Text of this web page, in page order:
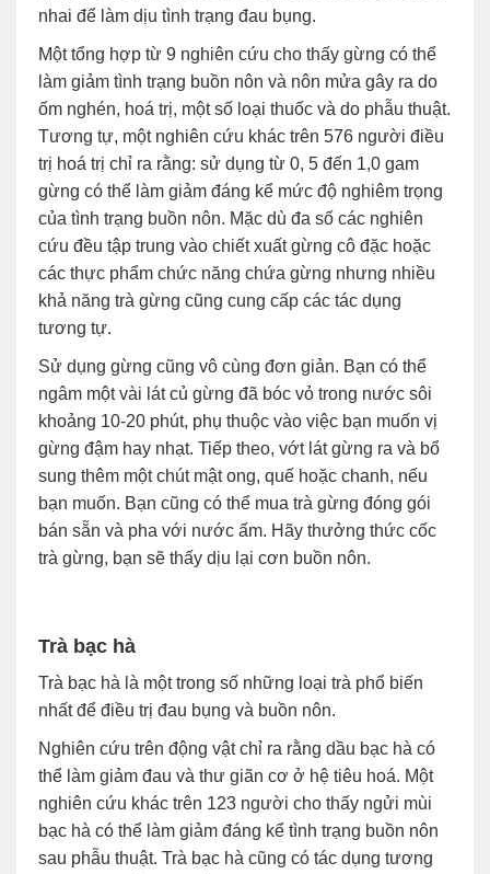
nhai để làm dịu tình trạng đau bụng.
Một tổng hợp từ 9 nghiên cứu cho thấy gừng có thể
làm giảm tình trạng buồn nôn và nôn mửa gây ra do
ốm nghén, hoá trị, một số loại thuốc và do phẫu thuật.
Tương tự, một nghiên cứu khác trên 576 người điều
trị hoá trị chỉ ra rằng: sử dụng từ 0, 5 đến 1,0 gam
gừng có thể làm giảm đáng kể mức độ nghiêm trọng
của tình trạng buồn nôn. Mặc dù đa số các nghiên
cứu đều tập trung vào chiết xuất gừng cô đặc hoặc
các thực phẩm chức năng chứa gừng nhưng nhiều
khả năng trà gừng cũng cung cấp các tác dụng
tương tự.
Sử dụng gừng cũng vô cùng đơn giản. Bạn có thể
ngâm một vài lát củ gừng đã bóc vỏ trong nước sôi
khoảng 10-20 phút, phụ thuộc vào việc bạn muốn vị
gừng đậm hay nhạt. Tiếp theo, vớt lát gừng ra và bổ
sung thêm một chút mật ong, quế hoặc chanh, nếu
bạn muốn. Bạn cũng có thể mua trà gừng đóng gói
bán sẵn và pha với nước ấm. Hãy thưởng thức cốc
trà gừng, bạn sẽ thấy dịu lại cơn buồn nôn.
Trà bạc hà
Trà bạc hà là một trong số những loại trà phổ biến
nhất để điều trị đau bụng và buồn nôn.
Nghiên cứu trên động vật chỉ ra rằng dầu bạc hà có
thể làm giảm đau và thư giãn cơ ở hệ tiêu hoá. Một
nghiên cứu khác trên 123 người cho thấy ngửi mùi
bạc hà có thể làm giảm đáng kể tình trạng buồn nôn
sau phẫu thuật. Trà bạc hà cũng có tác dụng tương